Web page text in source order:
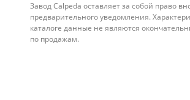
Завод Calpeda оставляет за собой право
предварительного уведомления.
каталоге данные не являются
по продажам.